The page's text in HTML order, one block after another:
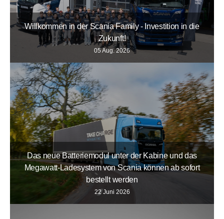
Willkommen in der Scania Family - Investition in die
Zukunft!
05 Aug. 2026
Das neue Batteriemodul unter der Kabine und das
Megawatt-Ladesystem von Scania können ab sofort
bestellt werden
22 Juni 2026